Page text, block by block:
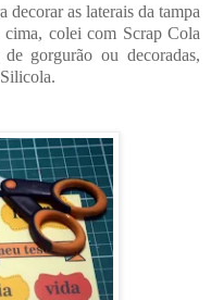
as laterais da tampa
colei com Scrap Cola
gorgurão ou decoradas,